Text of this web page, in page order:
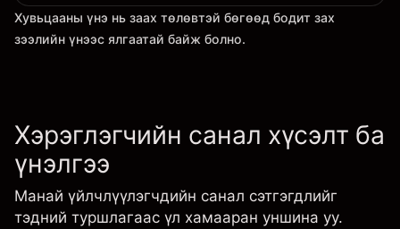
Хувьцааны үнэ нь заах төлөвтэй бөгөөд бодит зах
зээлийн үнээс ялгаатай байж болно.
Хэрэглэгчийн санал хүсэлт ба
үнэлгээ
Манай үйлчлүүлэгчдийн санал сэтгэгдлийг
тэдний туршлагаас үл хамааран уншина уу.